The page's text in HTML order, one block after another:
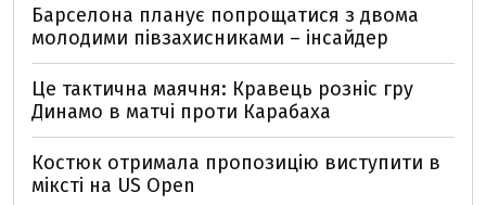
Барселона планує попрощатися з двома
молодими півзахисниками – інсайдер
Це тактична маячня: Кравець розніс гру
Динамо в матчі проти Карабаха
Костюк отримала пропозицію виступити в
міксті на US Open